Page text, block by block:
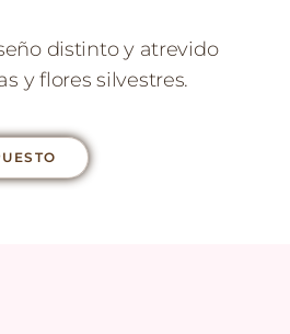
distinto y atrevido
y flores silvestres.